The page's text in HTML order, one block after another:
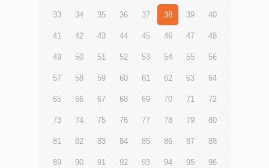
33 34 35 36 37 38 39 40
41 42 43 44 45 46 47 48
49 50 51 52 53 54 55 56
57 58 59 60 61 62 63 64
65 66 67 68 69 70 71 72
73 74 75 76 77 78 79 80
81 82 83 84 85 86 87 88
89 90 91 92 93 94 95 96